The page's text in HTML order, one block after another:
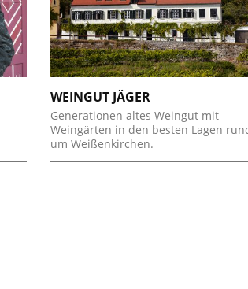
WEINGUT JÄGER
Generationen altes Weingut mit
Weingärten in den besten Lagen
um Weißenkirchen.